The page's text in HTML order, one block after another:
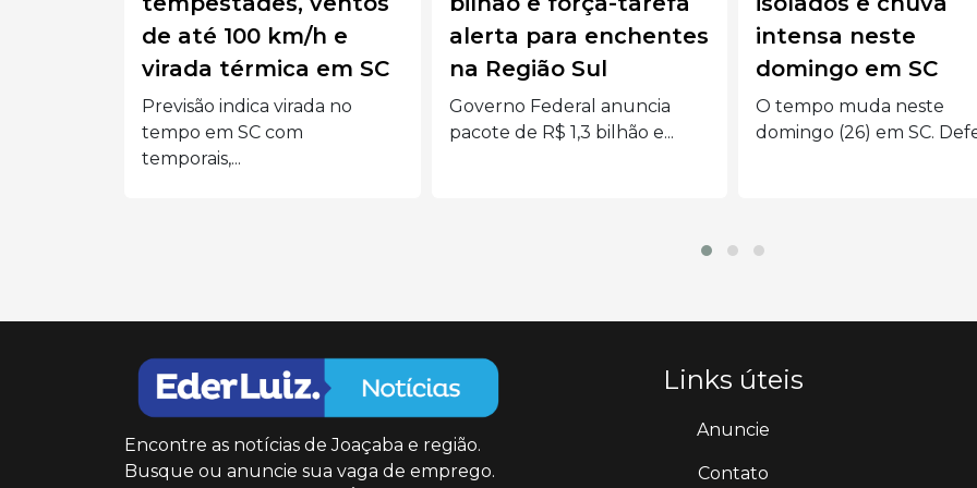
alerta para enchentes
na Região Sul
Governo Federal anuncia
pacote de R$ 1,3 bilhão e...
intensa neste
domingo em SC
O tempo muda neste
domingo (26) em SC. Defesa...
de alagamentos e
ventos fortes
Frente fria deixa o RS em
alerta vermelho, eleva...
Encontre as notícias de Joaçaba e região.
Busque ou anuncie sua vaga de emprego.
Links úteis
Anuncie
Contato